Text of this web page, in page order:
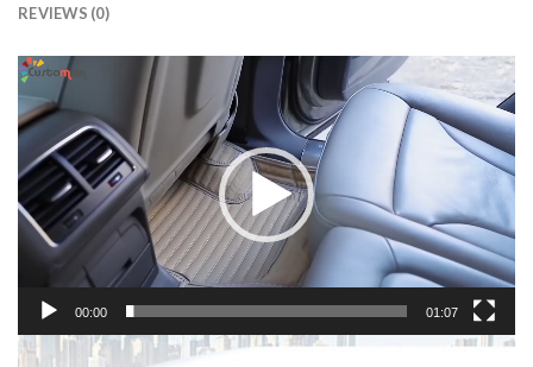
REVIEWS (0)
Lecteur
vidéo
00:00 01:07